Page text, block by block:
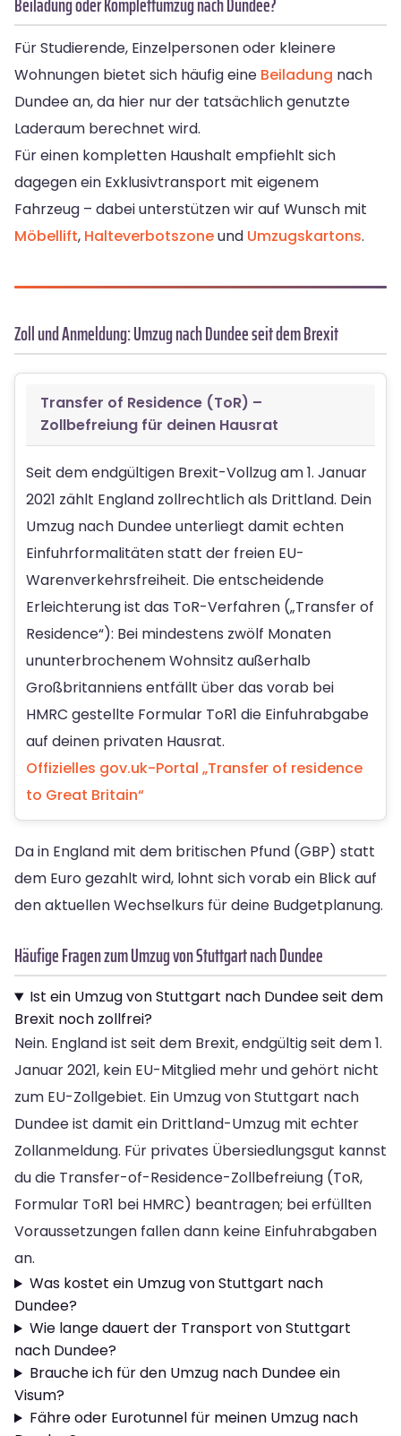
Für Studierende, Einzelpersonen oder kleinere
Wohnungen bietet sich häufig eine Beiladung nach
Dundee an, da hier nur der tatsächlich genutzte
Laderaum berechnet wird.
Für einen kompletten Haushalt empfiehlt sich
dagegen ein Exklusivtransport mit eigenem
Fahrzeug – dabei unterstützen wir auf Wunsch mit
Möbellift, Halteverbotszoneund Umzugskartons.
Zoll und Anmeldung: Umzug nach Dundee seit dem Brexit
Transfer of Residence (ToR) –
Zollbefreiung für deinen Hausrat
Seit dem endgültigen Brexit-Vollzug am 1. Januar
2021 zählt England zollrechtlich als Drittland. Dein
Umzug nach Dundee unterliegt damit echten
Einfuhrformalitäten statt der freien EU-
Warenverkehrsfreiheit. Die entscheidende
Erleichterung ist das ToR-Verfahren („Transfer of
Residence“): Bei mindestens zwölf Monaten
ununterbrochenem Wohnsitz außerhalb
Großbritanniens entfällt über das vorab bei
HMRC gestellte Formular ToR1 die Einfuhrabgabe
auf deinen privaten Hausrat.
Offizielles gov.uk-Portal „Transfer of residence
to Great Britain“
Da in England mit dem britischen Pfund (GBP) statt
dem Euro gezahlt wird, lohnt sich vorab ein Blick auf
den aktuellen Wechselkurs für deine Budgetplanung.
Häufige Fragen zum Umzug von Stuttgart nach Dundee
Ist ein Umzug von Stuttgart nach Dundee seit dem
Brexit noch zollfrei?
Nein. England ist seit dem Brexit, endgültig seit dem 1.
Januar 2021, kein EU-Mitglied mehr und gehört nicht
zum EU-Zollgebiet. Ein Umzug von Stuttgart nach
Dundee ist damit ein Drittland-Umzug mit echter
Zollanmeldung. Für privates Übersiedlungsgut kannst
du die Transfer-of-Residence-Zollbefreiung (ToR,
Formular ToR1 bei HMRC) beantragen; bei erfüllten
Voraussetzungen fallen dann keine Einfuhrabgaben
an.
Was kostet ein Umzug von Stuttgart nach
Dundee?
Wie lange dauert der Transport von Stuttgart
nach Dundee?
Brauche ich für den Umzug nach Dundee ein
Visum?
Fähre oder Eurotunnel für meinen Umzug nach